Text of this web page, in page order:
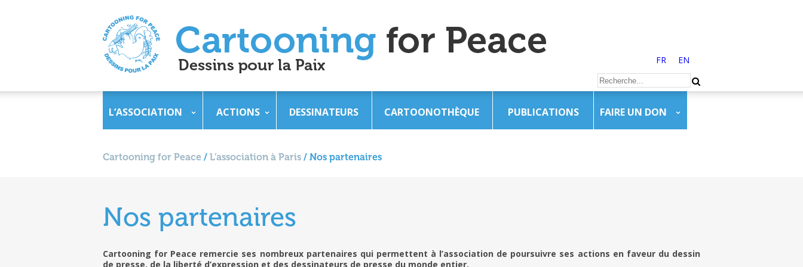
FR EN
L’ASSOCIATION ACTIONS DESSINATEURS CARTOONOTHÈQUE PUBLICATIONS FAIRE UN DON
Cartooning for Peace / L’association à Paris / Nos partenaires
Nos partenaires
Cartooning for Peace remercie ses nombreux partenaires qui permettent à l’association de poursuivre ses actions en faveur du dessin
de presse, de la liberté d’expression et des dessinateurs de presse du monde entier.